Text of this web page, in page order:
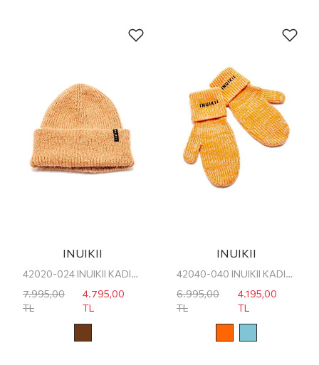
INUIKII
42020-024 INUIKII KADIN BERE/ŞAPKA
7.995,00
TL
4.795,00
TL
INUIKII
42040-040 INUIKII KADIN ELDİVEN
6.995,00
TL
4.195,00
TL